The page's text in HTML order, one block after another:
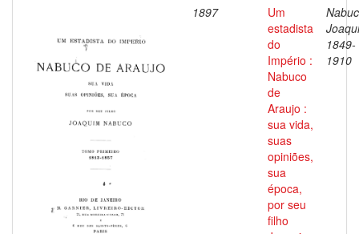
1897
Um
estadista
do
Império :
Nabuco
de
Araujo :
sua vida,
suas
opiniões,
sua
época,
por seu
filho
1849-
1910